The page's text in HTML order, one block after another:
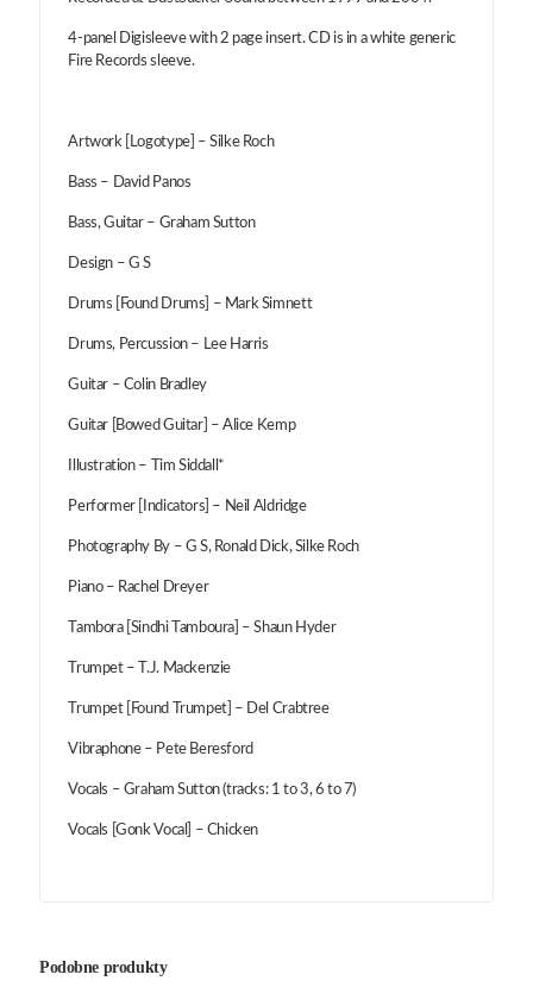
4-panel Digisleeve with 2 page insert. CD is in a white generic
Fire Records sleeve.
Artwork [Logotype] – Silke Roch
Bass – David Panos
Bass, Guitar – Graham Sutton
Design – G S
Drums [Found Drums] – Mark Simnett
Drums, Percussion – Lee Harris
Guitar – Colin Bradley
Guitar [Bowed Guitar] – Alice Kemp
Illustration – Tim Siddall*
Performer [Indicators] – Neil Aldridge
Photography By – G S, Ronald Dick, Silke Roch
Piano – Rachel Dreyer
Tambora [Sindhi Tamboura] – Shaun Hyder
Trumpet – T.J. Mackenzie
Trumpet [Found Trumpet] – Del Crabtree
Vibraphone – Pete Beresford
Vocals – Graham Sutton (tracks: 1 to 3, 6 to 7)
Vocals [Gonk Vocal] – Chicken
Podobne produkty